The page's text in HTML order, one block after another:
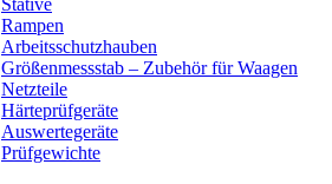
Stative
Rampen
Arbeitsschutzhauben
Größenmessstab – Zubehör für Waagen
Netzteile
Härteprüfgeräte
Auswertegeräte
Prüfgewichte